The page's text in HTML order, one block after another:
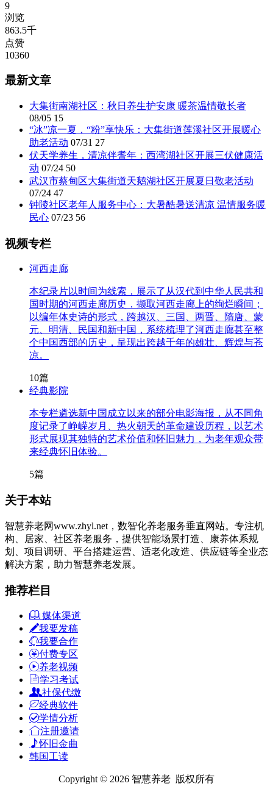
9
浏览
863.5千
点赞
10360
最新文章
大集街南湖社区：秋日养生护安康 暖茶温情敬长者
08/05 15
“冰”凉一夏，“粉”享快乐：大集街道莲溪社区开展暖心
助老活动 07/31 27
伏天学养生，清凉伴耆年：西湾湖社区开展三伏健康活
动 07/24 50
武汉市蔡甸区大集街道天鹅湖社区开展夏日敬老活动
07/24 47
钟陵社区老年人服务中心：大暑酷暑送清凉 温情服务暖
民心 07/23 56
视频专栏
河西走廊
本纪录片以时间为线索，展示了从汉代到中华人民共和
国时期的河西走廊历史，撷取河西走廊上的绚烂瞬间；
以编年体史诗的形式，跨越汉、三国、两晋、隋唐、蒙
元、明清、民国和新中国，系统梳理了河西走廊甚至整
个中国西部的历史，呈现出跨越千年的雄壮、辉煌与苍
凉。
10篇
经典影院
本专栏遴选新中国成立以来的部分电影海报，从不同角
度记录了峥嵘岁月、热火朝天的革命建设历程，以艺术
形式展现其独特的艺术价值和怀旧魅力，为老年观众带
来经典怀旧体验。
5篇
关于本站
智慧养老网www.zhyl.net，数智化养老服务垂直网站。专注机
构、居家、社区养老服务，提供智能场景打造、康养体系规
划、项目调研、平台搭建运营、适老化改造、供应链等全业态
解决方案，助力智慧养老发展。
推荐栏目
媒体渠道
我要发稿
我要合作
付费专区
养老视频
学习考试
社保代缴
经典软件
学情分析
注册邀请
怀旧金曲
韩国工读
Copyright © 2026 智慧养老 版权所有